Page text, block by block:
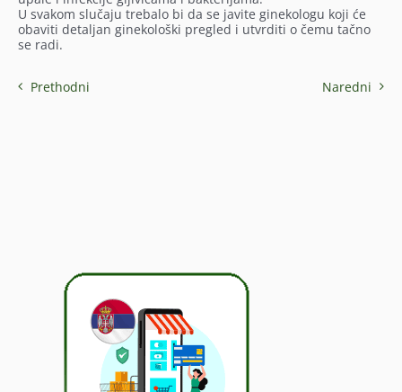
U svakom slučaju trebalo bi da se javite ginekologu koji će
obaviti detaljan ginekološki pregled i utvrditi o čemu tačno
se radi.
Prethodni Naredni